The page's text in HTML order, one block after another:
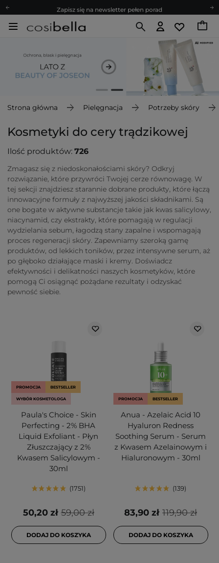
Zapisz się na newsletter pełen porad
Bezpłatne konsultacje kosmetologiczne
Poleć nas i zyskaj jeszcze więcej punktów
Zapisz się na newsletter pełen porad
Strona główna Pielęgnacja Potrzeby skóry
Kosmetyki do cery trądzikowej
Ilość produktów: 726
Zmagasz się z niedoskonałościami skóry? Odkryj
rozwiązanie, które przywróci Twojej cerze równowagę. W
tej sekcji znajdziesz starannie dobrane produkty, które łączą
innowacyjne formuły z najwyższej jakości składnikami. Są
one bogate w aktywne substancje takie jak kwas salicylowy,
niacynamid, czy ekstrakty, które pomagają w regulacji
wydzielania sebum, łagodzą stany zapalne i wspomagają
proces regeneracji skóry. Zapewniamy szeroką gamę
produktów, od lekkich toników, przez intensywne serum, aż
po głęboko działające maski i kremy. Doświadcz
efektywności i delikatności naszych kosmetyków, które
pomogą Ci osiągnąć pożądane rezultaty i odzyskać
pewność siebie.
PROMOCJA BESTSELLER
WYBÓR KOSMETOLOGA
Paula's Choice - Skin
Perfecting - 2% BHA
Liquid Exfoliant - Płyn
Złuszczający z 2%
Kwasem Salicylowym -
30ml
1751
59,00 zł
50,20 zł
DODAJ DO KOSZYKA
PROMOCJA BESTSELLER
Anua - Azelaic Acid 10
Hyaluron Redness
Soothing Serum - Serum
z Kwasem Azelainowym i
Hialuronowym - 30ml
139
119,90 zł
83,90 zł
DODAJ DO KOSZYKA